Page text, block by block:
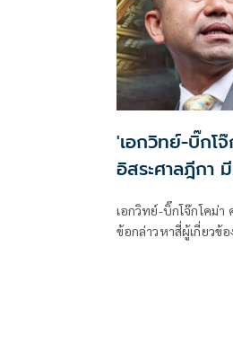
'เอกวิทย์-บิ๊กโ
อิสระศาลฎีกา
สินบนทองคำ
เอกวิทย์-บิ๊กโจ๊กโคม่
ข้อกล่าวหาสี่ผู้เกี่ยวข้